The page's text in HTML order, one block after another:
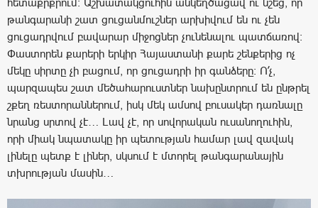
հետաքրքրում։ Աշխատակցուհին անկեղծացավ ու նշեց, որ
թանգարանի շատ ցուցանմուշներ արխիվում են ու չեն
ցուցադրվում բավարար միջոցներ չունենալու պատճառով։
Փաստորեն քարերի երկիր Հայաստանի քարե շենքերից ոչ
մեկը սիրտը չի բացում, որ ցուցադրի իր գանձերը։ Ո՛չ,
պարզապես շատ մեծահարուստներ նախընտրում են ընթրել
շքեղ ռեստորաններում, իսկ մեկ ամսով բուսակեր դառնալը
նրանց սրտով չէ… Լավ չէ, որ սովորական ուսանողուհին,
որի միակ նպատակը իր պետության համար լավ զավակ
լինելը պետք է լիներ, սկսում է մտորել թանգարանային
տխրության մասին…